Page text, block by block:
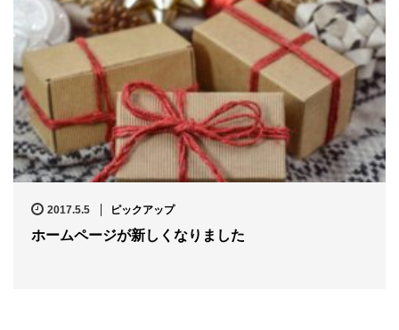
2017.5.5 ピックアップ
ホームページが新しくなりました